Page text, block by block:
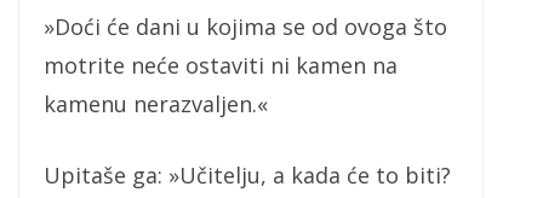
»Doći će dani u kojima se od ovoga što
motrite neće ostaviti ni kamen na
kamenu nerazvaljen.«
Upitaše ga: »Učitelju, a kada će to biti?